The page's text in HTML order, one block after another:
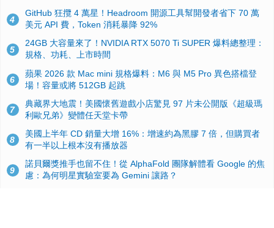
4
GitHub 狂攬 4 萬星！Headroom 開源工具幫開發者省下 70 萬
美元 API 費，Token 消耗暴降 92%
5
24GB 大容量來了！NVIDIA RTX 5070 Ti SUPER 爆料總整理：
規格、功耗、上市時間
6
蘋果 2026 款 Mac mini 規格爆料：M6 與 M5 Pro 異色搭檔登
場！容量或將 512GB 起跳
7
典藏界大地震！美國懷舊遊戲小店驚見 97 片未公開版《超級瑪
利歐兄弟》變體任天堂卡帶
8
美國上半年 CD 銷量大增 16%：增速約為黑膠 7 倍，但購買者
有一半以上根本沒有播放器
9
諾貝爾獎推手也留不住！從 AlphaFold 團隊解體看 Google 的焦
慮：為何明星實驗室要為 Gemini 讓路？